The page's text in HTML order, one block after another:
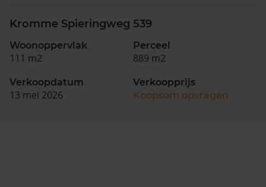
Kromme Spieringweg 539
Woonoppervlak
111 m2
Perceel
889 m2
Verkoopdatum
13 mei 2026
Verkoopprijs
Koopsom opvragen